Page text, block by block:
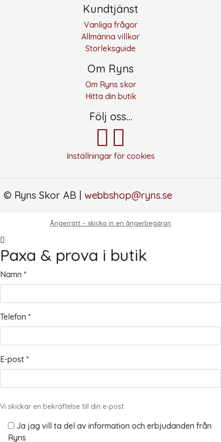
Kundtjänst
Vanliga frågor
Allmänna villkor
Storleksguide
Om Ryns
Om Ryns skor
Hitta din butik
Följ oss…
Inställningar för cookies
© Ryns Skor AB |webbshop@ryns.se
Ångerrätt – skicka in en ångerbegäran
Paxa & prova i butik
Namn *
Telefon *
E-post *
Vi skickar en bekräftelse till din e-post
Ja jag vill ta del av information och erbjudanden från
Ryns